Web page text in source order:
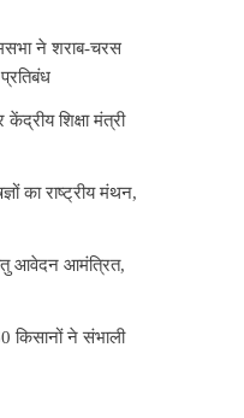
ने शराब-चरस
शिक्षा मंत्री
का राष्ट्रीय मंथन,
आवेदन आमंत्रित,
किसानों ने संभाली